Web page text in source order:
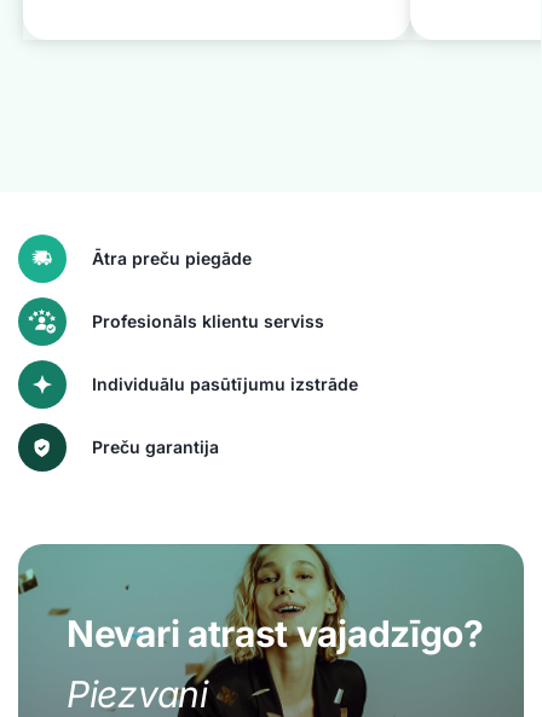
Ātra preču piegāde
Profesionāls klientu serviss
Individuālu pasūtījumu izstrāde
Preču garantija
Nevari atrast vajadzīgo?
Piezvani